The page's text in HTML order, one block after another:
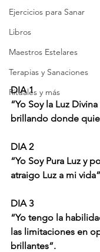
Ejercicios para Sanar
Libros
Maestros Estelares
Terapias y Sanaciones
Rituales y más
DIA 1
“Yo Soy la Luz
brillando donde
DIA 2
“Yo Soy Pura Luz y
atraigo Luz a mi
DIA 3
“Yo tengo la
las limitaciones en
brillantes”.